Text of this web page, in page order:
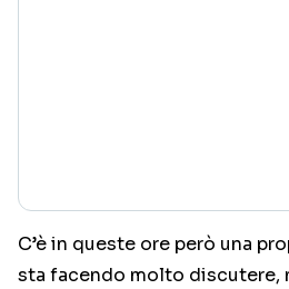
C’è in queste ore però una
sta facendo molto discutere,